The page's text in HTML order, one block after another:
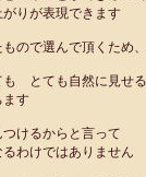
りが表現できます
ので選んで頂くため
も とても自然に見せ
ます
つけるからと言って
わけではありません